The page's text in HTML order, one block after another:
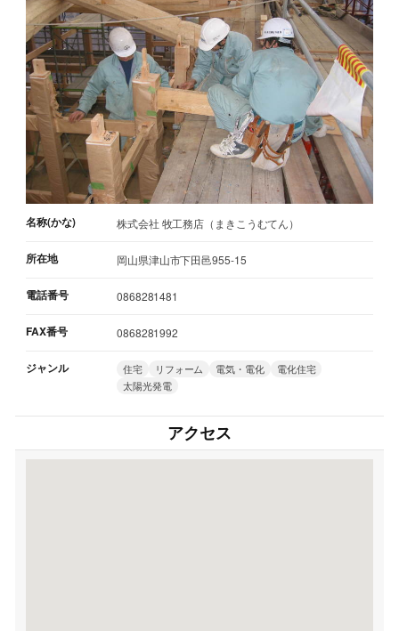
名称(かな) 株式会社 牧工務店（まきこうむてん）
所在地 岡山県津山市下田邑955-15
電話番号 0868281481
FAX番号 0868281992
ジャンル 住宅 リフォーム 電気・電化
電化住宅
太陽光発電
アクセス